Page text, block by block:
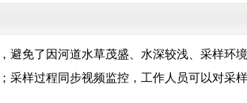
避免了因河道水草茂盛、水深较浅、采样环
样过程同步视频监控，工作人员可以对采